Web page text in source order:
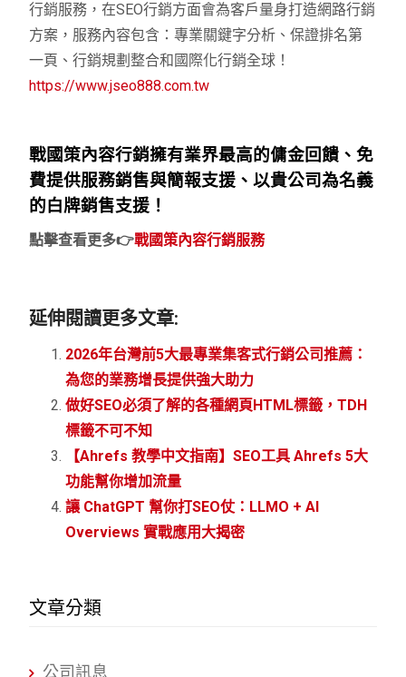
行銷服務，在SEO行銷方面會為客戶量身打造網路行銷
方案，服務內容包含：專業關鍵字分析、保證排名第
一頁、行銷規劃整合和國際化行銷全球！
https://www.jseo888.com.tw
戰國策內容行銷擁有業界最高的傭金回饋、免
費提供服務銷售與簡報支援、以貴公司為名義
的白牌銷售支援！
點擊查看更多👉戰國策內容行銷服務
延伸閱讀更多文章:
2026年台灣前5大最專業集客式行銷公司推薦：
為您的業務增長提供強大助力
做好SEO必須了解的各種網頁HTML標籤，TDH
標籤不可不知
【Ahrefs 教學中文指南】SEO工具 Ahrefs 5大
功能幫你增加流量
讓 ChatGPT 幫你打SEO仗：LLMO + AI
Overviews 實戰應用大揭密
文章分類
公司訊息